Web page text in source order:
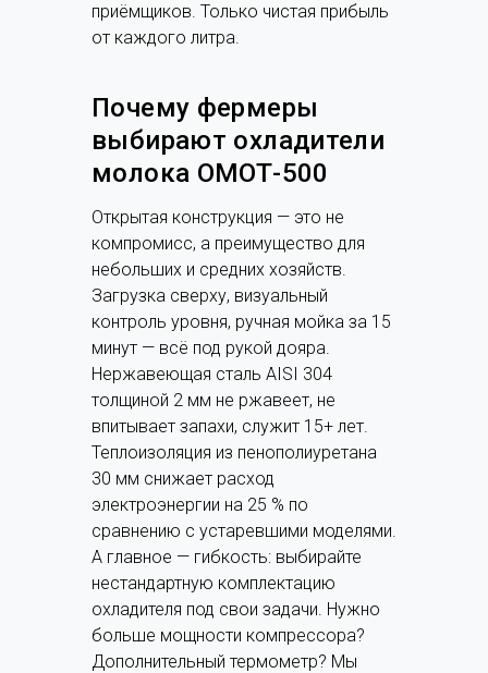
приёмщиков. Только чистая прибыль
от каждого литра.
Открытая конструкция — это не
компромисс, а преимущество для
небольших и средних хозяйств.
Загрузка сверху, визуальный
контроль уровня, ручная мойка за 15
минут — всё под рукой дояра.
Нержавеющая сталь AISI 304
толщиной 2 мм не ржавеет, не
впитывает запахи, служит 15+ лет.
Теплоизоляция из пенополиуретана
30 мм снижает расход
электроэнергии на 25 % по
сравнению с устаревшими моделями.
А главное — гибкость: выбирайте
нестандартную комплектацию
охладителя под свои задачи. Нужно
больше мощности компрессора?
Дополнительный термометр? Мы
Почему фермеры
выбирают охладители
молока ОМОТ-500